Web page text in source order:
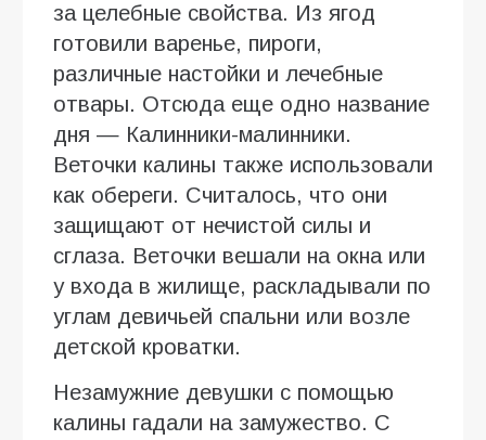
за целебные свойства. Из ягод
готовили варенье, пироги,
различные настойки и лечебные
отвары. Отсюда еще одно название
дня — Калинники-малинники.
Веточки калины также использовали
как обереги. Считалось, что они
защищают от нечистой силы и
сглаза. Веточки вешали на окна или
у входа в жилище, раскладывали по
углам девичьей спальни или возле
детской кроватки.
Незамужние девушки с помощью
калины гадали на замужество. С